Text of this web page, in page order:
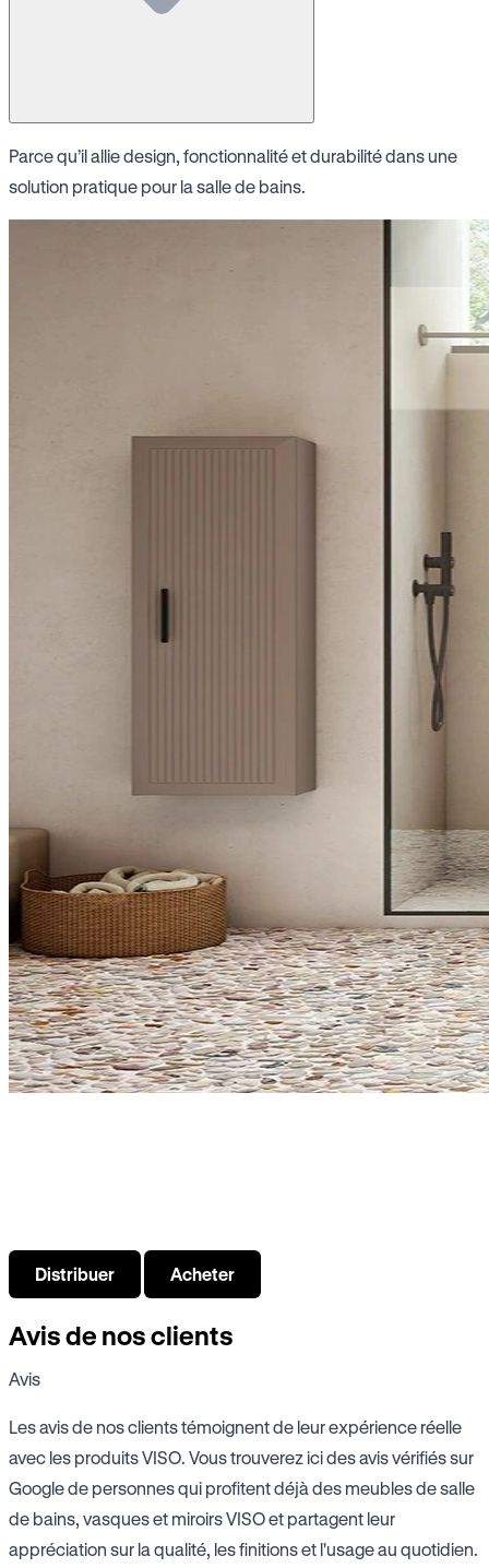
Parce qu’il allie design, fonctionnalité et durabilité dans une
solution pratique pour la salle de bains.
Distribuer Acheter
Avis de nos clients
Avis
Les avis de nos clients témoignent de leur expérience réelle
avec les produits VISO. Vous trouverez ici des avis vérifiés sur
Google de personnes qui profitent déjà des meubles de salle
de bains, vasques et miroirs VISO et partagent leur
appréciation sur la qualité, les finitions et l'usage au quotidien.